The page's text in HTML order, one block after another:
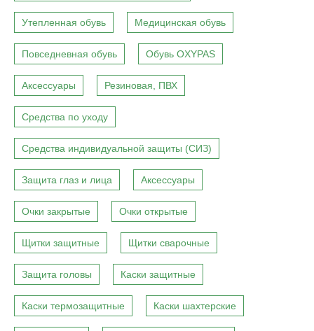
Утепленная обувь Медицинская обувь
Повседневная обувь Обувь OXYPAS
Аксессуары Резиновая, ПВХ
Средства по уходу
Средства индивидуальной защиты (СИЗ)
Защита глаз и лица Аксессуары
Очки закрытые Очки открытые
Щитки защитные Щитки сварочные
Защита головы Каски защитные
Каски термозащитные Каски шахтерские